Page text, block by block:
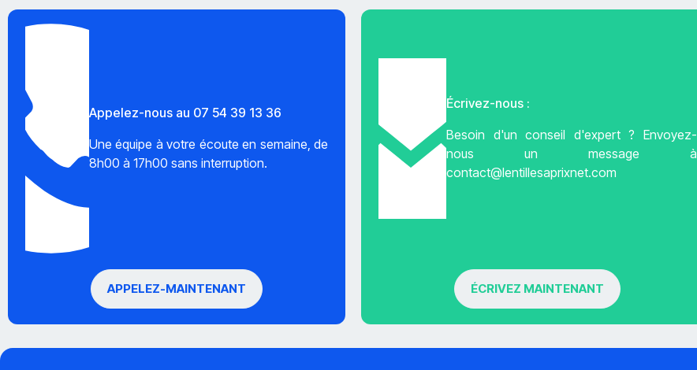
Appelez-nous au 07 54 39 13 36
Une équipe à votre écoute en semaine, de
8h00 à 17h00 sans interruption.
APPELEZ-MAINTENANT
Écrivez-nous :
Besoin d'un conseil d'expert ? Envoyez-
nous un message à
contact@lentillesaprixnet.com
ÉCRIVEZ MAINTENANT